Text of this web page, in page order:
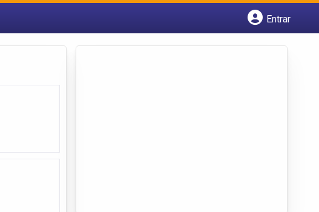
Entrar